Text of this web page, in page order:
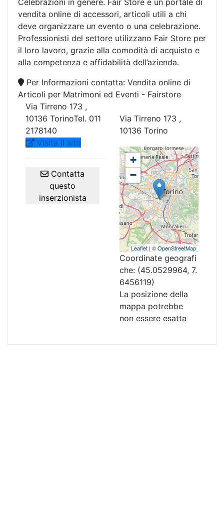
vendita online di accessori, articoli utili a chi
deve organizzare un evento o una celebrazione.
Professionisti del settore utilizzano Fair Store per
il loro lavoro, grazie alla comodità di acquisto e
alla competenza e affidabilità dell’azienda.
Per Informazioni contatta: Vendita online di
Articoli per Matrimoni ed Eventi - Fairstore
Via Tirreno 173 ,
10136 TorinoTel. 011
2178140
Visita il sito
Contatta
questo
inserzionista
Via Tirreno 173 ,
10136 Torino
+
−
Leaflet | ©OpenStreetMap
Coordinate geografi
che: (45.0529964, 7.
6456119)
La posizione della
mappa potrebbe
non essere esatta